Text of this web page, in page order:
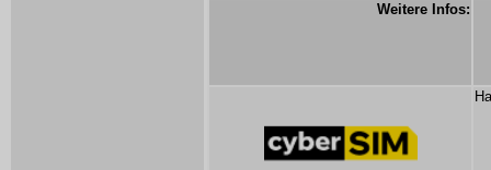
Weitere Infos: